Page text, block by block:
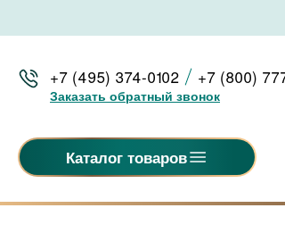
+7 (495) 374-0102 +7 (800)
Заказать обратный звонок
Каталог товаров